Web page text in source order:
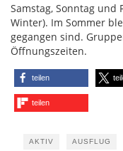
Samstag, Sonntag und
Winter). Im Sommer
gegangen sind.
Öffnungszeiten.
teilen
teilen
AKTIV AUSFLUG